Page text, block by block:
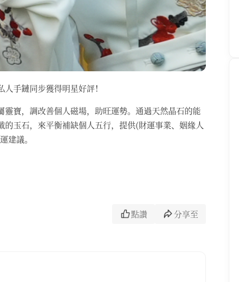
手鏈同步獲得明星好評！
寶，調改善個人磁場，助旺運勢。通過天然晶石的能
玉石，來平衡補缺個人五行，提供(財運事業、姻緣人
建議。
點讚 分享至